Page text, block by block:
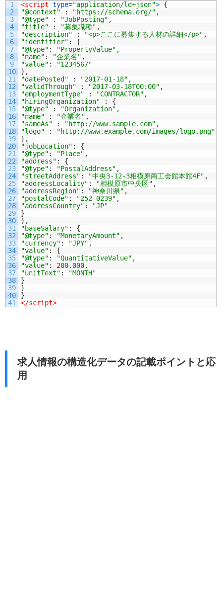
1
2
3
4
5
6
7
8
9
10
11
12
13
14
15
16
17
18
19
20
21
22
23
24
25
26
27
28
29
30
31
32
33
34
35
36
37
38
39
40
41
<script type="application/ld+json"> {
"@context"
: "https://schema.org/" ,
"@type"
: "JobPosting" ,
"title"
: "募集職種" ,
"description"
: "<p>ここに募集する人材の詳細</p>" ,
"identifier" :
{
"@type" : "PropertyValue" ,
"name" : "企業名" ,
"value" :
"1234567"
} ,
"datePosted"
: "2017-01-18" ,
"validThrough"
: "2017-03-18T00:00" ,
"employmentType"
: "CONTRACTOR" ,
"hiringOrganization"
:
{
"@type"
: "Organization" ,
"name"
: "企業名" ,
"sameAs"
: "http://www.sample.com" ,
"logo"
:
"http://www.example.com/images/logo.png"
} ,
"jobLocation" :
{
"@type" : "Place" ,
"address" :
{
"@type" : "PostalAddress" ,
"streetAddress" : "中央3-12-3相模原商工会館本館4F" ,
"addressLocality" : "相模原市中央区" ,
"addressRegion" : "神奈川県" ,
"postalCode" : "252-0239" ,
"addressCountry" :
"JP"
}
} ,
"baseSalary" :
{
"@type" : "MonetaryAmount" ,
"currency" : "JPY" ,
"value" :
{
"@type" : "QuantitativeValue" ,
"value" : 200.000,
"unitText" :
"MONTH"
}
}
}
</script>
求人情報の構造化データの記載ポイントと応
用